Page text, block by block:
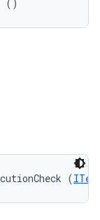
()
(